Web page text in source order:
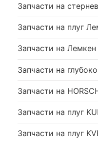
Запчасти на
Запчасти на плуг
Запчасти на
Запчасти на
Запчасти на
Запчасти на плуг
Запчасти на плуг